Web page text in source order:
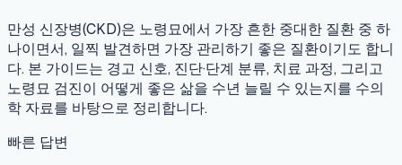
만성 신장병(CKD)은 노령묘에서 가장 흔한 중대한 질환 중 하
나이면서, 일찍 발견하면 가장 관리하기 좋은 질환이기도 합니
다. 본 가이드는 경고 신호, 진단·단계 분류, 치료 과정, 그리고
노령묘 검진이 어떻게 좋은 삶을 수년 늘릴 수 있는지를 수의
학 자료를 바탕으로 정리합니다.
빠른 답변